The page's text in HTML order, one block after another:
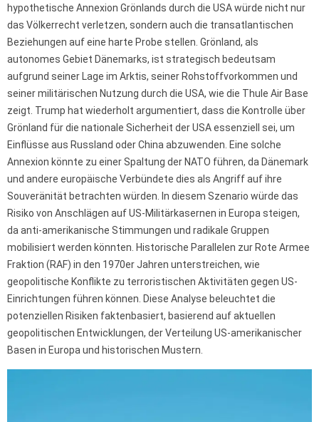
hypothetische Annexion Grönlands durch die USA würde nicht nur
das Völkerrecht verletzen, sondern auch die transatlantischen
Beziehungen auf eine harte Probe stellen. Grönland, als
autonomes Gebiet Dänemarks, ist strategisch bedeutsam
aufgrund seiner Lage im Arktis, seiner Rohstoffvorkommen und
seiner militärischen Nutzung durch die USA, wie die Thule Air Base
zeigt. Trump hat wiederholt argumentiert, dass die Kontrolle über
Grönland für die nationale Sicherheit der USA essenziell sei, um
Einflüsse aus Russland oder China abzuwenden. Eine solche
Annexion könnte zu einer Spaltung der NATO führen, da Dänemark
und andere europäische Verbündete dies als Angriff auf ihre
Souveränität betrachten würden. In diesem Szenario würde das
Risiko von Anschlägen auf US-Militärkasernen in Europa steigen,
da anti-amerikanische Stimmungen und radikale Gruppen
mobilisiert werden könnten. Historische Parallelen zur Rote Armee
Fraktion (RAF) in den 1970er Jahren unterstreichen, wie
geopolitische Konflikte zu terroristischen Aktivitäten gegen US-
Einrichtungen führen können. Diese Analyse beleuchtet die
potenziellen Risiken faktenbasiert, basierend auf aktuellen
geopolitischen Entwicklungen, der Verteilung US-amerikanischer
Basen in Europa und historischen Mustern.